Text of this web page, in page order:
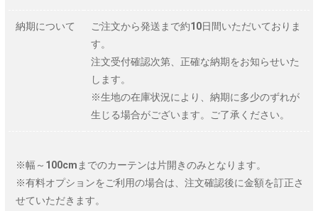
納期について
ご注文から発送まで約10日間いただいておりま
す。
注文受付確認次第、正確な納期をお知らせいた
します。
※生地の在庫状況により、納期に多少のずれが
生じる場合がございます。ご了承ください。
※幅～100cmまでのカーテンは片開きのみとなります。
※有料オプションをご利用の場合は、注文確認後に金額を訂正さ
せていただきます。